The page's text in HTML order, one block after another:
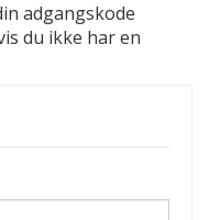
adgangskode
du ikke har en